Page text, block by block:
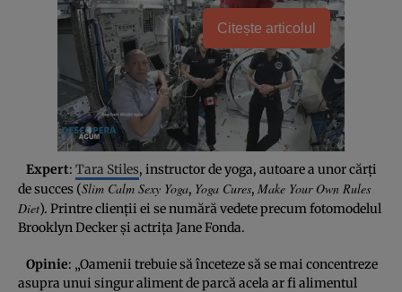
Citește articolul
Expert: Tara Stiles, instructor de yoga, autoare a unor cărţi
de succes (Slim Calm Sexy Yoga, Yoga Cures, Make Your Own Rules
Diet). Printre clienţii ei se numără vedete precum fotomodelul
Brooklyn Decker şi actriţa Jane Fonda.
Opinie: „Oamenii trebuie să înceteze să se mai concentreze
asupra unui singur aliment de parcă acela ar fi alimentul